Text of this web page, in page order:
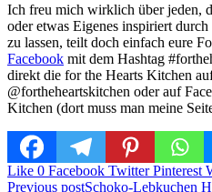
Ich freu mich wirklich über jeden,
oder etwas Eigenes inspiriert
zu lassen, teilt doch einfach eure
Facebook mit dem Hashtag
direkt die for the Hearts Kitchen
@fortheheartskitchen oder auf
Kitchen (dort muss man meine
Like 0 Facebook Twitter Pinterest
Previous postSchoko-Lebkuchen